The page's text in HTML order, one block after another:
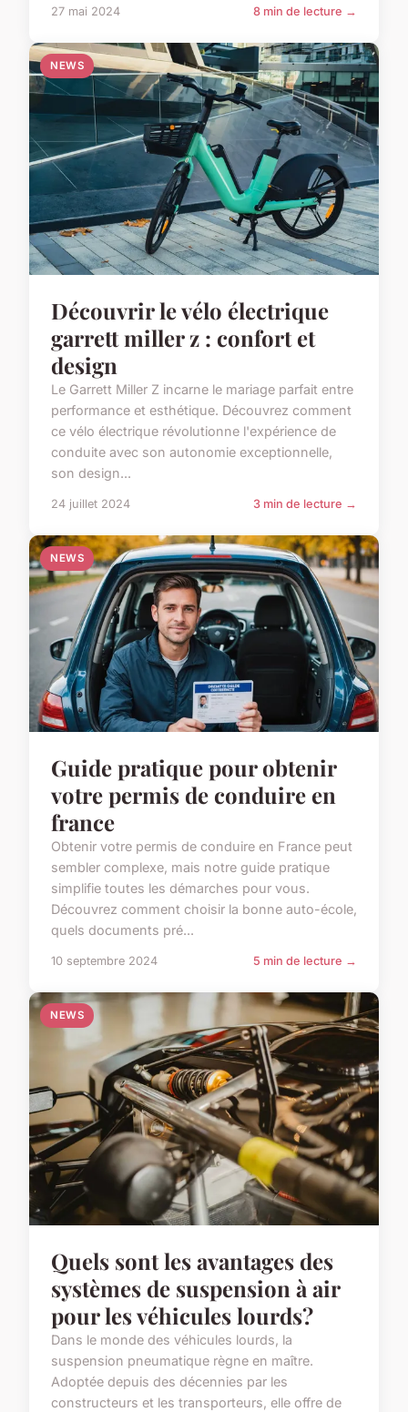
27 mai 2024 8 min de lecture →
NEWS
Découvrir le vélo électrique
garrett miller z : confort et
design
Le Garrett Miller Z incarne le mariage parfait entre
performance et esthétique. Découvrez comment
ce vélo électrique révolutionne l'expérience de
conduite avec son autonomie exceptionnelle,
son design...
24 juillet 2024 3 min de lecture →
NEWS
Guide pratique pour obtenir
votre permis de conduire en
france
Obtenir votre permis de conduire en France peut
sembler complexe, mais notre guide pratique
simplifie toutes les démarches pour vous.
Découvrez comment choisir la bonne auto-école,
quels documents pré...
10 septembre 2024 5 min de lecture →
NEWS
Quels sont les avantages des
systèmes de suspension à air
pour les véhicules lourds?
Dans le monde des véhicules lourds, la
suspension pneumatique règne en maître.
Adoptée depuis des décennies par les
constructeurs et les transporteurs, elle offre de